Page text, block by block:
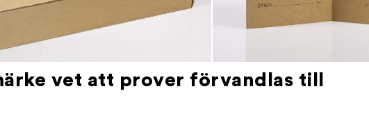
vet att prover förvandlas till